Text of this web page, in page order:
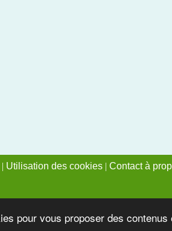
pour vous proposer des
| Utilisation des cookies | Contact à